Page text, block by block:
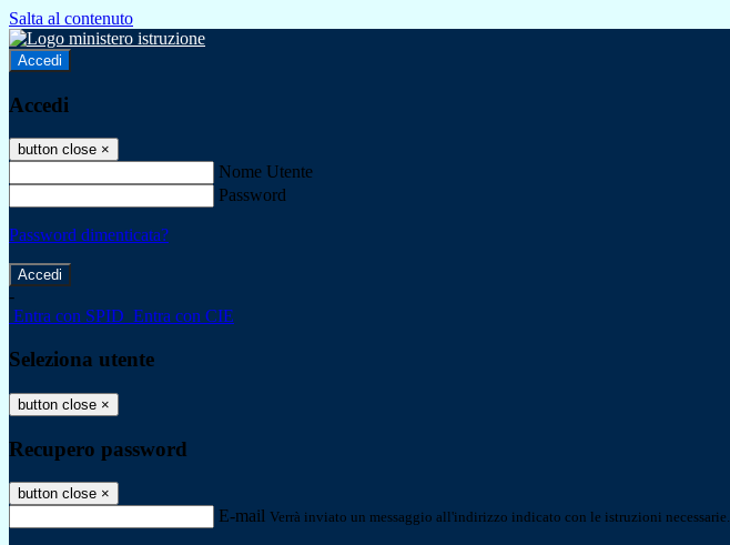
Salta al contenuto
Accedi
Accedi
button close ×
Nome Utente
Password
Password dimenticata?
-
Entra con SPID Entra con CIE
Seleziona utente
button close ×
Recupero password
button close ×
E-mail Verrà inviato un messaggio all'indirizzo indicato con le istruzioni necessarie.